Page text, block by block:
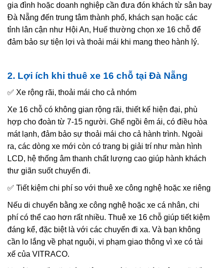
gia đình hoặc doanh nghiệp cần đưa đón khách từ sân bay
Đà Nẵng đến trung tâm thành phố, khách sạn hoặc các
tỉnh lân cận như Hội An, Huế thường chọn xe 16 chỗ để
đảm bảo sự tiện lợi và thoải mái khi mang theo hành lý.
2. Lợi ích khi thuê xe 16 chỗ tại Đà Nẵng
✅ Xe rộng rãi, thoải mái cho cả nhóm
Xe 16 chỗ có không gian rộng rãi, thiết kế hiện đại, phù
hợp cho đoàn từ 7-15 người. Ghế ngồi êm ái, có điều hòa
mát lạnh, đảm bảo sự thoải mái cho cả hành trình. Ngoài
ra, các dòng xe mới còn có trang bị giải trí như màn hình
LCD, hệ thống âm thanh chất lượng cao giúp hành khách
thư giãn suốt chuyến đi.
✅ Tiết kiệm chi phí so với thuê xe công nghệ hoặc xe riêng
Nếu di chuyển bằng xe công nghệ hoặc xe cá nhân, chi
phí có thể cao hơn rất nhiều. Thuê xe 16 chỗ giúp tiết kiệm
đáng kể, đặc biệt là với các chuyến đi xa. Và bạn không
cần lo lắng về phạt nguội, vi phạm giao thông vì xe có tài
xế của VITRACO.